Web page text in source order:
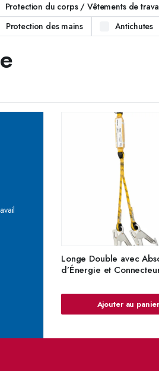
Protection du corps / Vêtements de
Protection des mains Antichutes
Longe Double avec
d’Énergie et
Ajouter au panier